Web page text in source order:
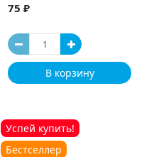
75 ₽
В корзину
Успей купить!
Бестселлер